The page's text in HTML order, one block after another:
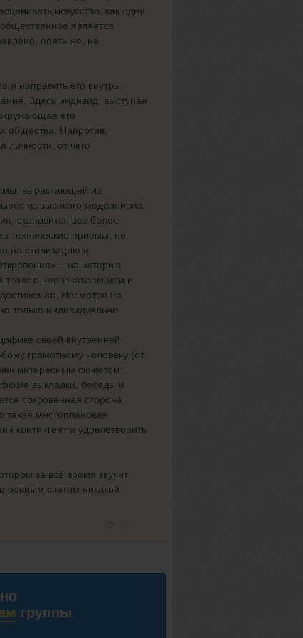
искусство, как одну
является
опять же, на
и направить его внутрь
Здесь индивид, выступая
его
общества. Напротив,
личности, от чего
вырастающей из
из высокого модернизма.
становится все более
технические приемы, но
на стилизацию и
– на историю
тезис о непознаваемости и
Несмотря на
только индивидуально.
своей внутренней
грамотному человеку (от
интересным сюжетом;
выкладки, беседы и
сокровенная сторона
такая многоплановая
контингент и удовлетворить
за всё время звучит
ровным счетом никакой
группы